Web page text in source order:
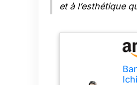
et à l’esthétique